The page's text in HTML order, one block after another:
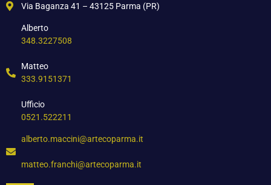
Via Baganza 41 – 43125 Parma (PR)
Alberto
348.3227508
Matteo
333.9151371
Ufficio
0521.522211
alberto.maccini@artecoparma.it
matteo.franchi@artecoparma.it